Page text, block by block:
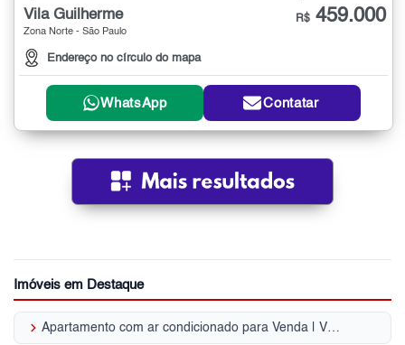
Vila Guilherme
Zona Norte - São Paulo
Endereço no círculo do mapa
R$ 459.000
WhatsApp Contatar
Imóveis em Destaque
keyboard_arrow_right Apartamento com ar condicionado para Venda | Vila Maria Alta